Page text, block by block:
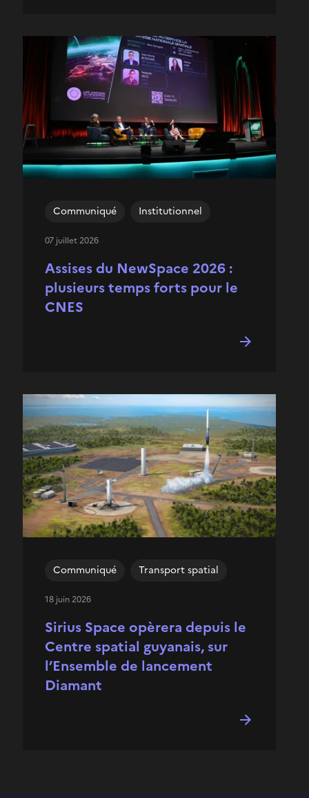
Assises du NewSpace 2026 :
plusieurs temps forts pour le
CNES
Communiqué Institutionnel
07 juillet 2026
Sirius Space opèrera depuis le
Centre spatial guyanais, sur
l’Ensemble de lancement
Diamant
Communiqué Transport spatial
18 juin 2026